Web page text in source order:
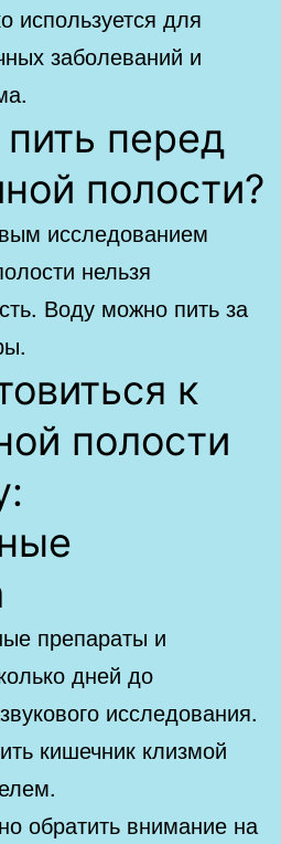
используется для
заболеваний и
перед
полости?
исследованием
нельзя
Воду можно пить за
к
полости
препараты и
дней до
исследования.
кишечник клизмой
обратить внимание на